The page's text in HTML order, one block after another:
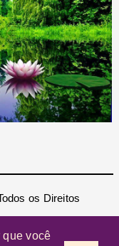
que você
os Direitos